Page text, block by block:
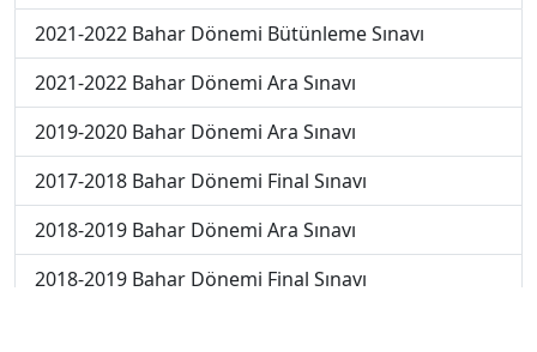
2021-2022 Bahar Dönemi Bütünleme Sınavı
2021-2022 Bahar Dönemi Ara Sınavı
2019-2020 Bahar Dönemi Ara Sınavı
2017-2018 Bahar Dönemi Final Sınavı
2018-2019 Bahar Dönemi Ara Sınavı
2018-2019 Bahar Dönemi Final Sınavı